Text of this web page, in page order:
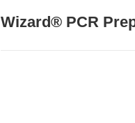
Wizard® PCR